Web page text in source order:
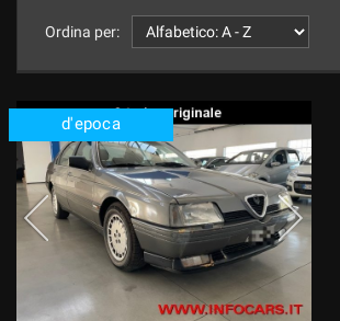
Ordina per:
d'epoca